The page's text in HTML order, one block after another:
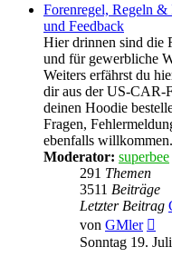
Forenregel, Regeln
und Feedback
Hier drinnen sind die
und für gewerbliche
Weiters erfährst du
dir aus der US-
deinen Hoodie
Fragen,
ebenfalls willkommen.
Moderator: superbee
291 Themen
3511 Beiträge
Letzter Beitrag
von GMler
Sonntag 19.